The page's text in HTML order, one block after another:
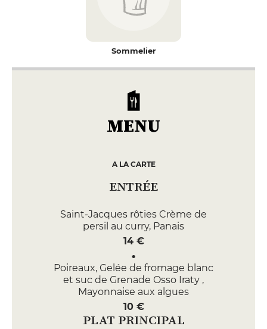
Sommelier
MENU
A LA CARTE
ENTRÉE
Saint-Jacques rôties Crème de
persil au curry, Panais
14 €
Poireaux, Gelée de fromage blanc
et suc de Grenade Osso Iraty ,
Mayonnaise aux algues
10 €
PLAT PRINCIPAL